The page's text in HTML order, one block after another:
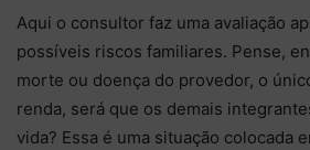
Aqui o consultor faz uma avaliação
possíveis riscos familiares. Pense,
morte ou doença do provedor, o
renda, será que os demais
vida? Essa é uma situação colocada